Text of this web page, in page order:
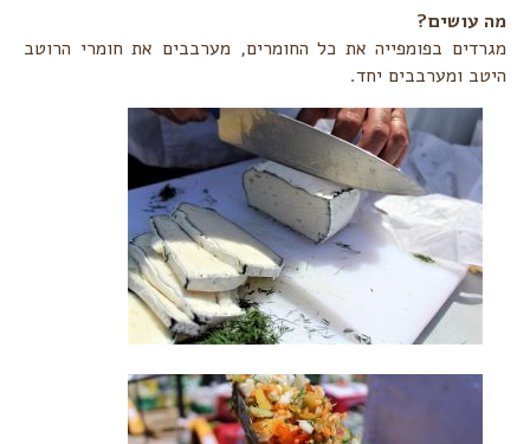
מה עושים?‏
מגרדים בפומפייה את כל החומרים, מערבבים את חומרי הרוטב
היטב ומערבבים יחד. ‏